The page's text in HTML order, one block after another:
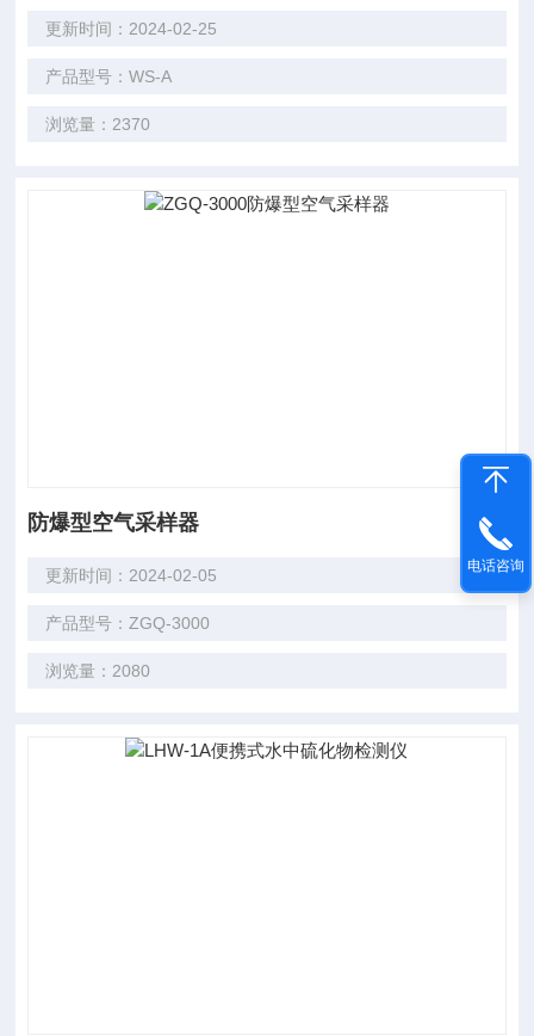
更新时间：2024-02-25
产品型号：WS-A
浏览量：2370
防爆型空气采样器
更新时间：2024-02-05
产品型号：ZGQ-3000
浏览量：2080
电话咨询